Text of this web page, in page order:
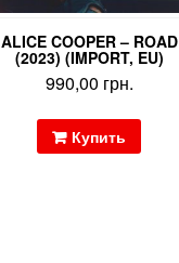
ALICE COOPER – ROAD
(2023) (IMPORT, EU)
990,00 грн.
Купить